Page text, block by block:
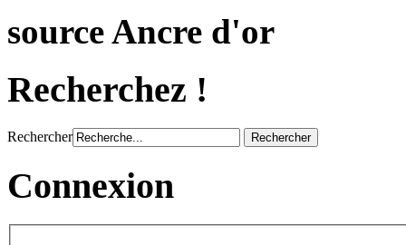
source Ancre d'or
Recherchez !
Rechercher
Connexion